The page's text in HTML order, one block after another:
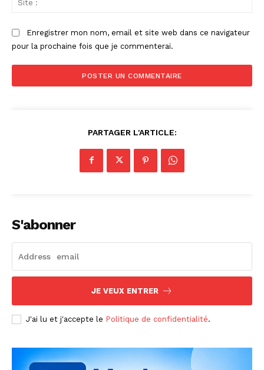
Enregistrer mon nom, email et site web dans ce navigateur
pour la prochaine fois que je commenterai.
PARTAGER L'ARTICLE:
S'abonner
JE VEUX ENTRER
J'ai lu et j'accepte le Politique de confidentialité.